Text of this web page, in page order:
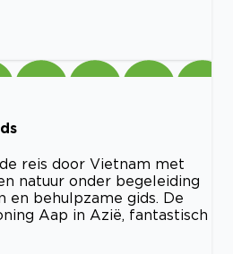
reis door Vietnam met
natuur onder begeleiding
en behulpzame gids. De
Aap in Azië, fantastisch